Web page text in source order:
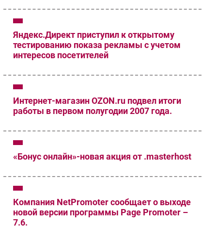
Яндекс.Директ приступил к открытому
тестированию показа рекламы с учетом
интересов посетителей
Интернет-магазин OZON.ru подвел итоги
работы в первом полугодии 2007 года.
«Бонус онлайн»-новая акция от .masterhost
Компания NetPromoter сообщает о выходе
новой версии программы Page Promoter –
7.6.